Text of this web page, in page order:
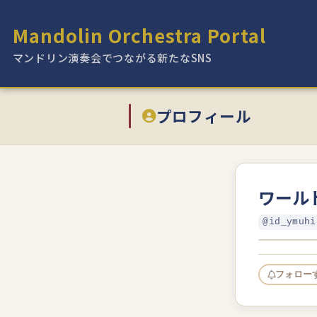
Mandolin Orchestra Portal
マンドリン演奏会でつながる新たなSNS
プロフィール
ワール
フォロー